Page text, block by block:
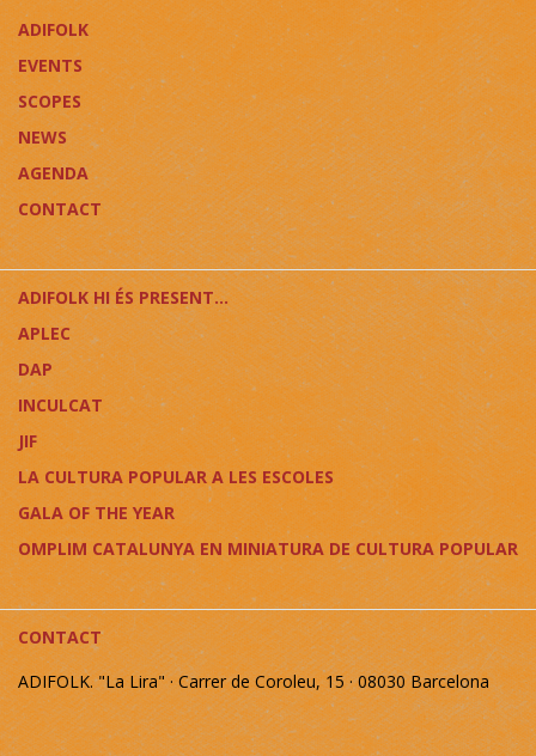
ADIFOLK
EVENTS
SCOPES
NEWS
AGENDA
CONTACT
ADIFOLK HI ÉS PRESENT...
APLEC
DAP
INCULCAT
JIF
LA CULTURA POPULAR A LES ESCOLES
GALA OF THE YEAR
OMPLIM CATALUNYA EN MINIATURA DE CULTURA POPULAR
CONTACT
ADIFOLK. "La Lira" · Carrer de Coroleu, 15 · 08030 Barcelona